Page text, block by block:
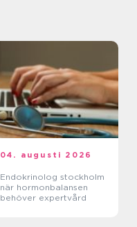
04. augusti 2026
Endokrinolog stockholm
när hormonbalansen
behöver expertvård